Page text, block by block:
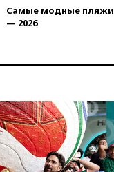
лису и других
групповые
растворимого
России достиг
показателей
войска
контроль село
Самые модные пляжи
— 2026